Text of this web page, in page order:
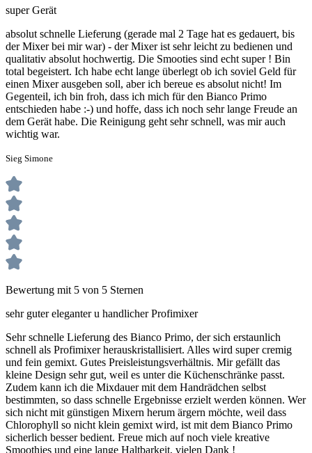
super Gerät
absolut schnelle Lieferung (gerade mal 2 Tage hat es gedauert, bis
der Mixer bei mir war) - der Mixer ist sehr leicht zu bedienen und
qualitativ absolut hochwertig. Die Smooties sind echt super ! Bin
total begeistert. Ich habe echt lange überlegt ob ich soviel Geld für
einen Mixer ausgeben soll, aber ich bereue es absolut nicht! Im
Gegenteil, ich bin froh, dass ich mich für den Bianco Primo
entschieden habe :-) und hoffe, dass ich noch sehr lange Freude an
dem Gerät habe. Die Reinigung geht sehr schnell, was mir auch
wichtig war.
Sieg Simone
Bewertung mit 5 von 5 Sternen
sehr guter eleganter u handlicher Profimixer
Sehr schnelle Lieferung des Bianco Primo, der sich erstaunlich
schnell als Profimixer herauskristallisiert. Alles wird super cremig
und fein gemixt. Gutes Preisleistungsverhältnis. Mir gefällt das
kleine Design sehr gut, weil es unter die Küchenschränke passt.
Zudem kann ich die Mixdauer mit dem Handrädchen selbst
bestimmten, so dass schnelle Ergebnisse erzielt werden können. Wer
sich nicht mit günstigen Mixern herum ärgern möchte, weil dass
Chlorophyll so nicht klein gemixt wird, ist mit dem Bianco Primo
sicherlich besser bedient. Freue mich auf noch viele kreative
Smoothies und eine lange Haltbarkeit, vielen Dank !